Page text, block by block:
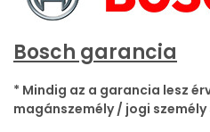
Bosch garancia
* Mindig az a garancia lesz
magánszemély / jogi